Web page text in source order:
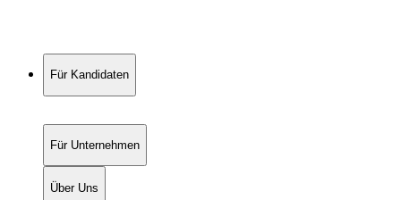
Für Kandidaten
Für Unternehmen
Über Uns